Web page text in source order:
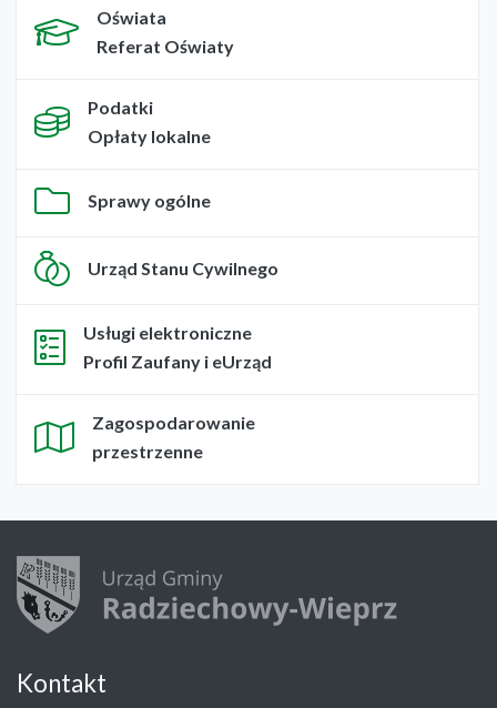
Oświata
Referat Oświaty
Podatki
Opłaty lokalne
Sprawy ogólne
Urząd Stanu Cywilnego
Usługi elektroniczne
Profil Zaufany i eUrząd
Zagospodarowanie
przestrzenne
Kontakt